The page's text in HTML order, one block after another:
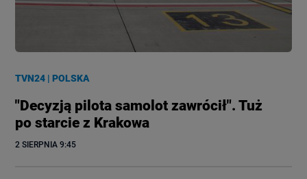
TVN24 |POLSKA
"Decyzją pilota samolot zawrócił". Tuż
po starcie z Krakowa
2 SIERPNIA 9:45